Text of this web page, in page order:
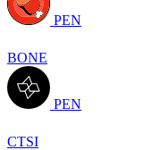
PEN
BONE
PEN
CTSI